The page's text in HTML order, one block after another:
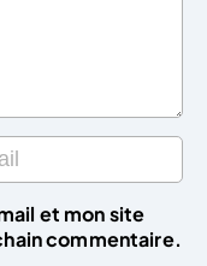
et mon site
commentaire.